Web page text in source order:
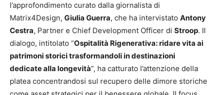
l’approfondimento curato dalla giornalista di
Matrix4Design, Giulia Guerra, che ha intervistato Antony
Cestra, Partner e Chief Development Officer di Stroop. Il
dialogo, intitolato “Ospitalità Rigenerativa: ridare vita ai
patrimoni storici trasformandoli in destinazioni
dedicate alla longevità“, ha catturato l’attenzione della
platea concentrandosi sul recupero delle dimore storiche